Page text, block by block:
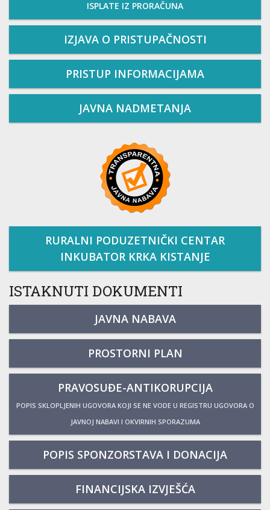
ISPLATE IZ PRORAČUNA
IZJAVA O PRISTUPAČNOSTI
PRISTUP INFORMACIJAMA
JAVNA NADMETANJA
RURALNI PODUZETNIČKI CENTAR
INKUBATOR KRKA KISTANJE
ISTAKNUTI DOKUMENTI
JAVNA NABAVA
PROSTORNI PLAN
PRAVOSUĐE-ANTIKORUPCIJA
POPIS SKLOPLJENIH UGOVORA KOJI SE NE VODE U REGISTRU UGOVORA O
JAVNOJ NABAVI I OKVIRNIH SPORAZUMA
POPIS SPONZORSTAVA I DONACIJA
FINANCIJSKA IZVJEŠĆA